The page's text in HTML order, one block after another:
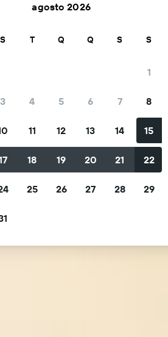
Bolyai University em Cluj-Napoca
agosto 2026
S T Q Q S S
1
3 4 5 6 7 8
11 12 13 14 15
18 19 20 21 22
25 26 27 28 29